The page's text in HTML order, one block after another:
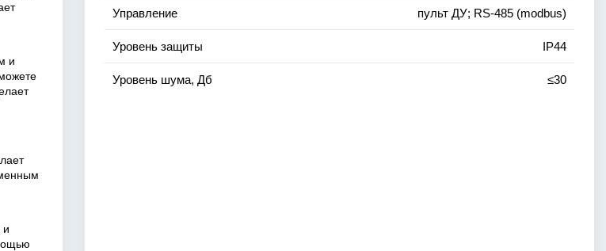
и
и
Управление пульт ДУ; RS-485 (modbus)
Уровень защиты IP44
Уровень шума, Дб ≤30